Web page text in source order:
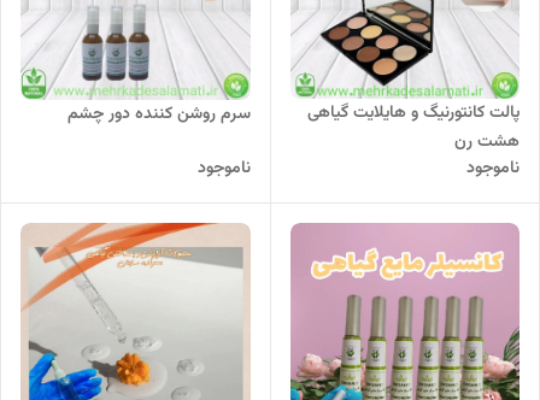
پالت کانتورنیگ و هایلایت گیاهی
هشت رن
ناموجود
سرم روشن کننده دور چشم
ناموجود